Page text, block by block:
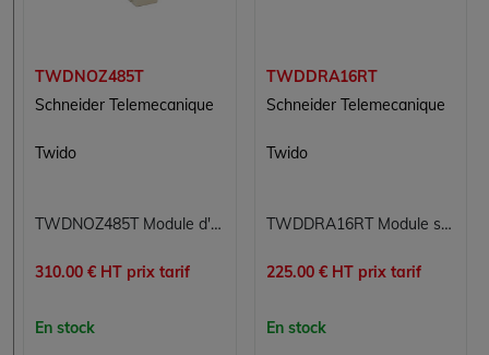
TWDNOZ485T
Schneider Telemecanique
Twido
TWDNOZ485T Module d'interface Twido Schneider Telemecanique
310.00 € HT prix tarif
En stock
TWDDRA16RT
Schneider Telemecanique
Twido
TWDDRA16RT Module sorties numériques Twido Schneider Telemecanique
225.00 € HT prix tarif
En stock